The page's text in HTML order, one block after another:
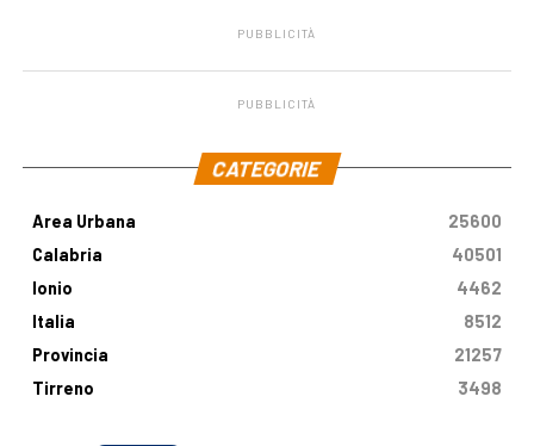
PUBBLICITÀ
PUBBLICITÀ
CATEGORIE
Area Urbana
25600
Calabria
40501
Ionio
4462
Italia
8512
Provincia
21257
Tirreno
3498